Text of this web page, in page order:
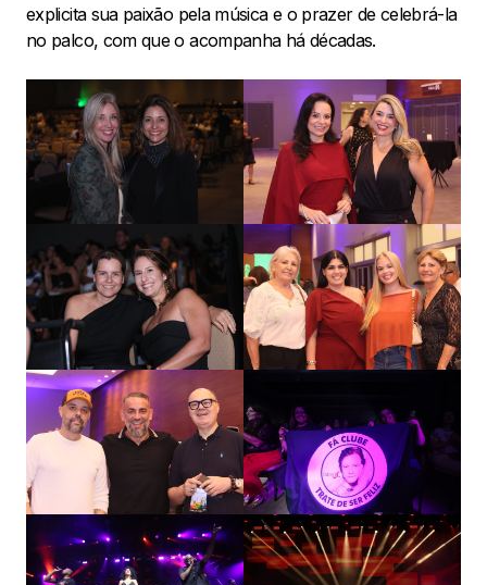
explicita sua paixão pela música e o prazer de celebrá-la
no palco, com que o acompanha há décadas.